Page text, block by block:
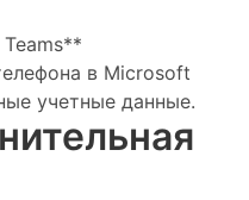
в Microsoft
учетные данные.